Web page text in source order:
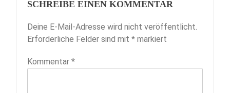
SCHREIBE EINEN KOMMENTAR
Deine E-Mail-Adresse wird nicht veröffentlicht.
Erforderliche Felder sind mit * markiert
Kommentar *